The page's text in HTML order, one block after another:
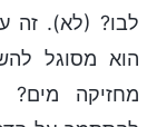
לבו? (לא). זה
הוא מסוגל
מחזיקה